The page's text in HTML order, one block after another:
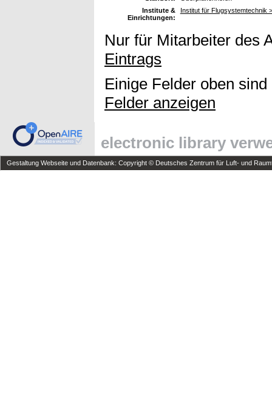
Institute &
Einrichtungen:
Institut für Flugsystemtechnik
Nur für Mitarbeiter des
Eintrags
Einige Felder oben
Felder anzeigen
electronic library
Gestaltung Webseite und Datenbank: Copyright © Deutsches Zentrum für Luft- und